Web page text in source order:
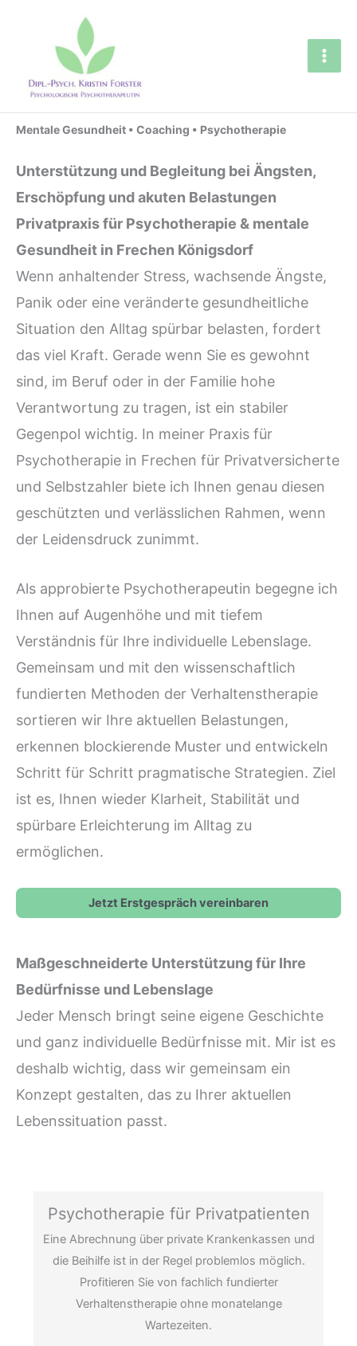
Mentale Gesundheit • Coaching • Psychotherapie
Unterstützung und Begleitung bei Ängsten,
Erschöpfung und akuten Belastungen
Privatpraxis für Psychotherapie & mentale
Gesundheit in Frechen Königsdorf
Wenn anhaltender Stress, wachsende Ängste,
Panik oder eine veränderte gesundheitliche
Situation den Alltag spürbar belasten, fordert
das viel Kraft. Gerade wenn Sie es gewohnt
sind, im Beruf oder in der Familie hohe
Verantwortung zu tragen, ist ein stabiler
Gegenpol wichtig. In meiner Praxis für
Psychotherapie in Frechen für Privatversicherte
und Selbstzahler biete ich Ihnen genau diesen
geschützten und verlässlichen Rahmen, wenn
der Leidensdruck zunimmt.
Als approbierte Psychotherapeutin begegne ich
Ihnen auf Augenhöhe und mit tiefem
Verständnis für Ihre individuelle Lebenslage.
Gemeinsam und mit den wissenschaftlich
fundierten Methoden der Verhaltenstherapie
sortieren wir Ihre aktuellen Belastungen,
erkennen blockierende Muster und entwickeln
Schritt für Schritt pragmatische Strategien. Ziel
ist es, Ihnen wieder Klarheit, Stabilität und
spürbare Erleichterung im Alltag zu
ermöglichen.
Jetzt Erstgespräch vereinbaren
Maßgeschneiderte Unterstützung für Ihre
Bedürfnisse und Lebenslage
Jeder Mensch bringt seine eigene Geschichte
und ganz individuelle Bedürfnisse mit. Mir ist es
deshalb wichtig, dass wir gemeinsam ein
Konzept gestalten, das zu Ihrer aktuellen
Lebenssituation passt.
Psychotherapie für Privatpatienten
Eine Abrechnung über private Krankenkassen und
die Beihilfe ist in der Regel problemlos möglich.
Profitieren Sie von fachlich fundierter
Verhaltenstherapie ohne monatelange
Wartezeiten.